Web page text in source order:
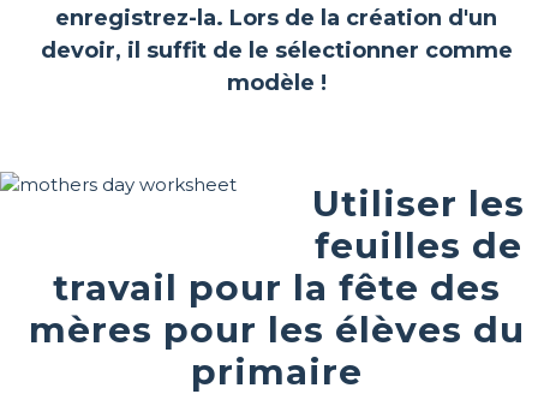
enregistrez-la. Lors de la création d'un
devoir, il suffit de le sélectionner comme
modèle !
Utiliser les
feuilles de
travail pour la fête des
mères pour les élèves du
primaire